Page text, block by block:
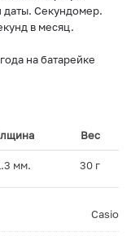
Секундомер.
в месяц.
на батарейке
Вес
мм. 30 г
Casio